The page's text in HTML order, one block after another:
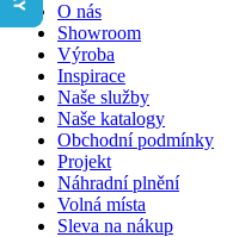
O nás
Showroom
Výroba
Inspirace
Naše služby
Naše katalogy
Obchodní podmínky
Projekt
Náhradní plnění
Volná místa
Sleva na nákup